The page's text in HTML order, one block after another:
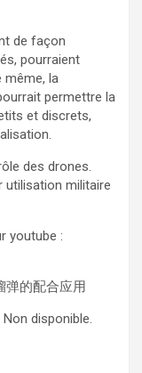
de façon
pourraient
même, la
permettre la
et discrets,
des drones.
utilisation militaire
youtube :
弹的配合应用
Non disponible.